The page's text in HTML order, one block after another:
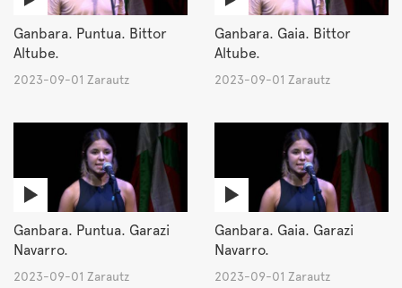
Ganbara. Puntua. Bittor
Altube.
2023-09-01 Zarautz
Ganbara. Gaia. Bittor
Altube.
2023-09-01 Zarautz
Ganbara. Puntua. Garazi
Navarro.
2023-09-01 Zarautz
Ganbara. Gaia. Garazi
Navarro.
2023-09-01 Zarautz